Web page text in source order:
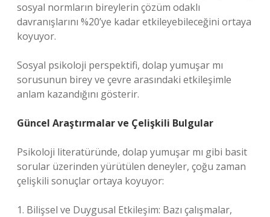
sosyal normların bireylerin çözüm odaklı
davranışlarını %20’ye kadar etkileyebileceğini ortaya
koyuyor.
Sosyal psikoloji perspektifi, dolap yumuşar mı
sorusunun birey ve çevre arasındaki etkileşimle
anlam kazandığını gösterir.
Güncel Araştırmalar ve Çelişkili Bulgular
Psikoloji literatüründe, dolap yumuşar mı gibi basit
sorular üzerinden yürütülen deneyler, çoğu zaman
çelişkili sonuçlar ortaya koyuyor:
1. Bilişsel ve Duygusal Etkileşim: Bazı çalışmalar,